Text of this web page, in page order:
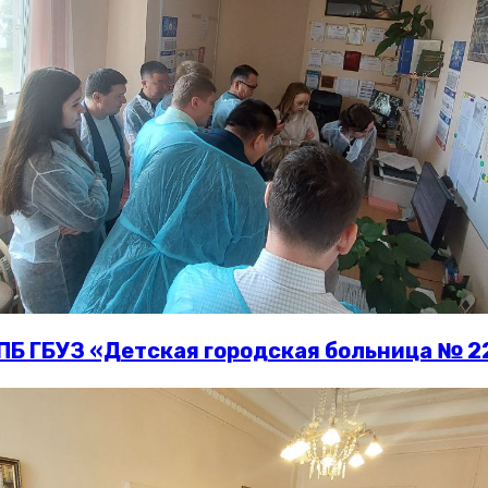
ГБУЗ «Детская городская больница №